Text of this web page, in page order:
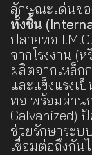
ลักษณะเด่นข
ทั้งชิ้น
ปลายท่อ
จากโรงงาน (
ผลิตจากเหล็
และแข็งแรงเ
ท่อ พร้อมผ่าน
Galvanized)
ช่วยรักษาระบ
เชื่อมต่อถึงกั